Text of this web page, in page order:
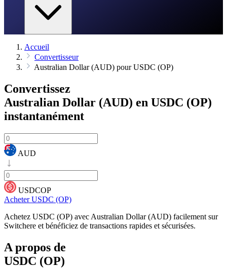
Accueil
Convertisseur
Australian Dollar (AUD) pour USDC (OP)
Convertissez
Australian Dollar (AUD) en USDC (OP)
instantanément
AUD
USDCOP
Acheter USDC (OP)
Achetez USDC (OP) avec Australian Dollar (AUD) facilement sur
Switchere et bénéficiez de transactions rapides et sécurisées.
A propos de
USDC (OP)